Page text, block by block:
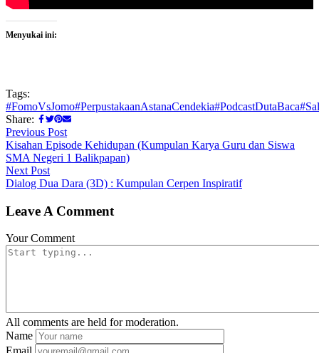
Menyukai ini:
Tags:
#FomoVsJomo#PerpustakaanAstanaCendekia#PodcastDutaBaca
Share:
Navigasi
pos
Previous PostPrevious
post:
Kisahan Episode Kehidupan (Kumpulan Karya Guru dan Siswa
SMA Negeri 1 Balikpapan)
Next PostNext
post:
Dialog Dua Dara (3D) : Kumpulan Cerpen Inspiratif
Leave A Comment
Your Comment
All comments are held for moderation.
Name